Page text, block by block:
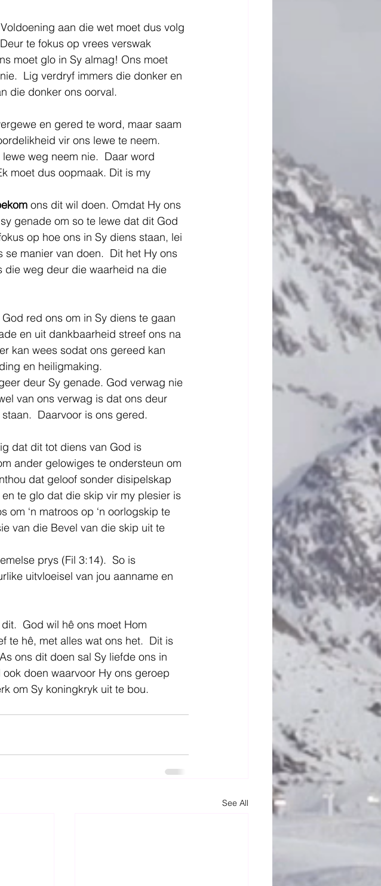
aan die wet moet dus volg
te fokus op vrees verswak
moet glo in Sy almag! Ons moet
Lig verdryf immers die donker en
die donker ons oorval.
en gered te word, maar saam
vir ons lewe te neem.
weg neem nie.  Daar word
moet dus oopmaak. Dit is my
ons dit wil doen. Omdat Hy ons
genade om so te lewe dat dit God
op hoe ons in Sy diens staan, lei
manier van doen.  Dit het Hy ons
die weg deur die waarheid na die
red ons om in Sy diens te gaan
en uit dankbaarheid streef ons na
kan wees sodat ons gereed kan
en heiligmaking.
deur Sy genade. God verwag nie
van ons verwag is dat ons deur
Daarvoor is ons gered.
dat dit tot diens van God is
ander gelowiges te ondersteun om
dat geloof sonder disipelskap
te glo dat die skip vir my plesier is
om ‘n matroos op ‘n oorlogskip te
van die Bevel van die skip uit te
prys (Fil 3:14).  So is
uitvloeisel van jou aanname en
God wil hê ons moet Hom
te hê, met alles wat ons het.  Dit is
ons dit doen sal Sy liefde ons in
ook doen waarvoor Hy ons geroep
om Sy koningkryk uit te bou.
See All